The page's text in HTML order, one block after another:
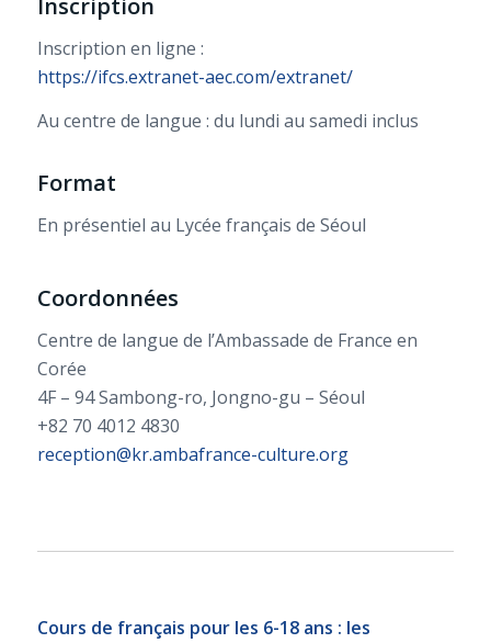
Inscription
Inscription en ligne :
https://ifcs.extranet-aec.com/extranet/
Au centre de langue : du lundi au samedi inclus
Format
En présentiel au Lycée français de Séoul
Coordonnées
Centre de langue de l’Ambassade de France en
Corée
4F – 94 Sambong-ro, Jongno-gu – Séoul
+82 70 4012 4830
reception@kr.ambafrance-culture.org
Cours de français pour les 6-18 ans : les